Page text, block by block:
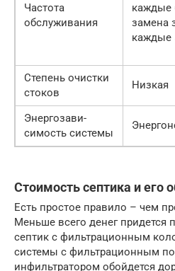
Частота
обслуживания
каждые
замена
каждые
Степень очистки
стоков
Низкая
Энергозави-
симость системы
Стоимость септика и его
Есть простое правило – чем
Меньше всего денег придется
септик с фильтрационным
системы с фильтрационным
инфильтратором обойдется